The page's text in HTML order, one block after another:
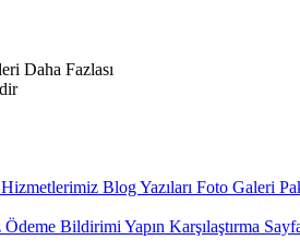
Blog Yazıları Foto Galeri
Ödeme Bildirimi Yapın Karşılaştırma